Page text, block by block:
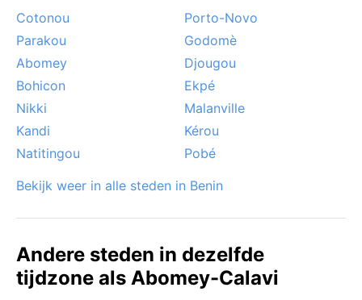
Cotonou
Porto-Novo
Parakou
Godomè
Abomey
Djougou
Bohicon
Ekpé
Nikki
Malanville
Kandi
Kérou
Natitingou
Pobé
Bekijk weer in alle steden in Benin
Andere steden in dezelfde
tijdzone als Abomey-Calavi